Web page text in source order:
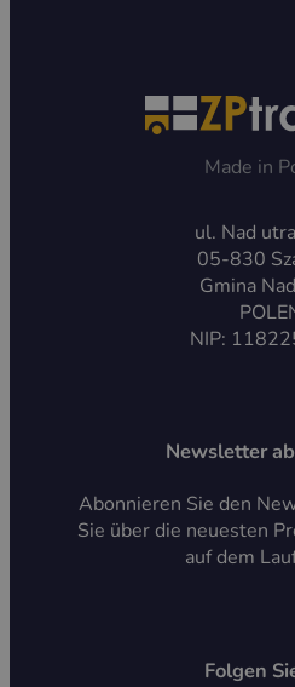
Made in
ul. Nad
05-830
Gmina
NIP:
Newsletter
Abonnieren Sie den
Sie über die neuesten
auf dem
Folgen